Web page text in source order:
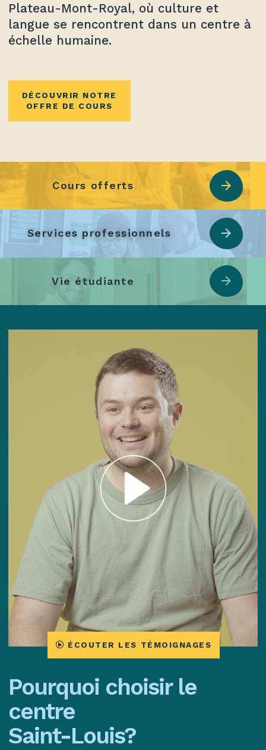
Plateau-Mont-Royal, où culture et
langue se rencontrent dans un centre à
échelle humaine.
DÉCOUVRIR NOTRE
OFFRE DE COURS
Cours offerts
Services professionnels
Vie étudiante
ÉCOUTER LES TÉMOIGNAGES
Pourquoi choisir le
centre
Saint-Louis?